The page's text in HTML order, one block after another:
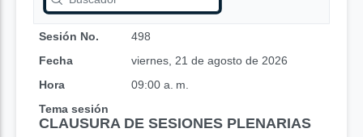
Sesión No.
498
Fecha
viernes, 21 de agosto de 2026
Hora
09:00 a. m.
Tema sesión
CLAUSURA DE SESIONES PLENARIAS